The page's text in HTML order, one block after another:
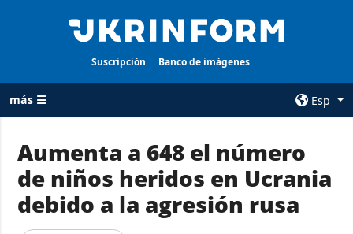
Suscripción Banco de imágenes
más ☰
Esp
TODAS LAS
CATEGORÍAS
Guerra
AGENCIA
sobre la agencia
Aumenta a 648 el número
de niños heridos en Ucrania
debido a la agresión rusa